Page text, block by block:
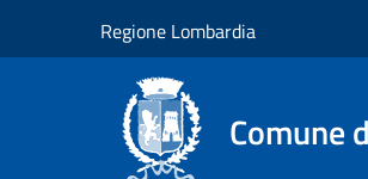
Regione Lombardia
Comune